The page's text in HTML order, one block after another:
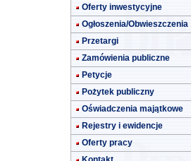
Oferty inwestycyjne
Ogłoszenia/Obwieszczenia
Przetargi
Zamówienia publiczne
Petycje
Pożytek publiczny
Oświadczenia majątkowe
Rejestry i ewidencje
Oferty pracy